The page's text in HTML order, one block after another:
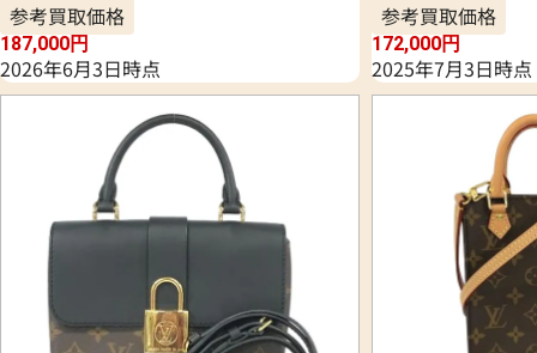
参考買取価格
187,000円
2026年6月3日時点
参考買取価格
172,000円
2025年7月3日時点